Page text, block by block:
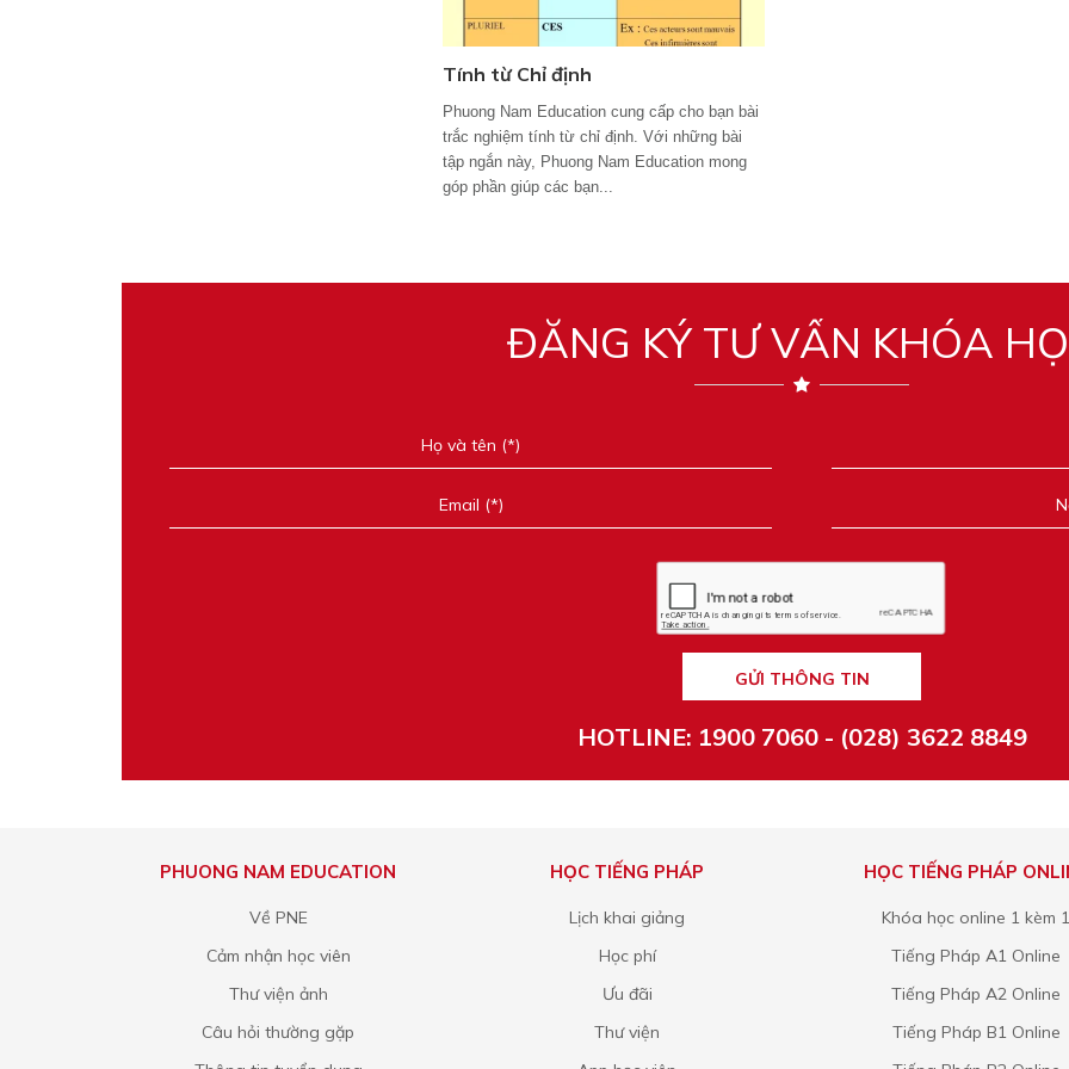
Tính từ Chỉ định
Phuong Nam Education cung cấp cho bạn bài
trắc nghiệm tính từ chỉ định. Với những bài
tập ngắn này, Phuong Nam Education mong
góp phần giúp các bạn...
ĐĂNG KÝ TƯ VẤN KHÓA
GỬI THÔNG TIN
HOTLINE: 1900 7060 - (028) 3622 8849
PHUONG NAM EDUCATION
Về PNE
Cảm nhận học viên
Thư viện ảnh
Câu hỏi thường gặp
HỌC TIẾNG PHÁP
Lịch khai giảng
Học phí
Ưu đãi
Thư viện
HỌC TIẾNG PHÁP
Khóa học online 1 kèm
Tiếng Pháp A1 Online
Tiếng Pháp A2 Online
Tiếng Pháp B1 Online